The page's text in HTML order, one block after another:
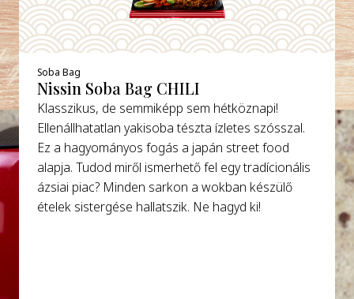
Soba Bag
Nissin Soba Bag CHILI
Klasszikus, de semmiképp sem hétköznapi!
Ellenállhatatlan yakisoba tészta ízletes szósszal.
Ez a hagyományos fogás a japán street food
alapja. Tudod miről ismerhető fel egy tradícionális
ázsiai piac? Minden sarkon a wokban készülő
ételek sistergése hallatszik. Ne hagyd ki!